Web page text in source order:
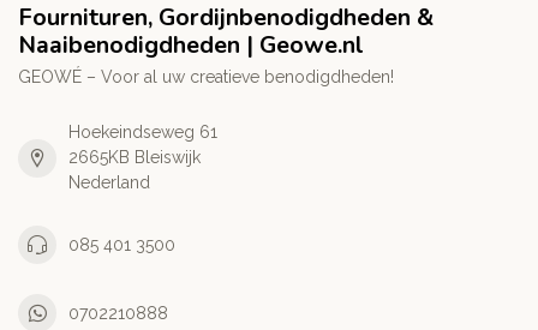
Fournituren, Gordijnbenodigdheden &
Naaibenodigdheden | Geowe.nl
GEOWÉ – Voor al uw creatieve benodigdheden!
Hoekeindseweg 61
2665KB Bleiswijk
Nederland
085 401 3500
0702210888